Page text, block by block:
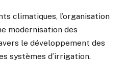
climatiques, l’organisation
modernisation des
le développement des
systèmes d’irrigation.